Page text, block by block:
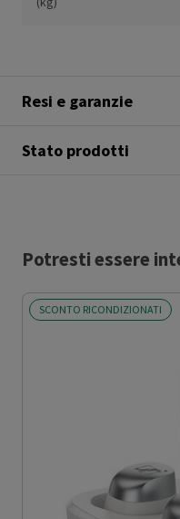
Resi e garanzie
Stato prodotti
Potresti essere
SCONTO RICONDIZIONATI